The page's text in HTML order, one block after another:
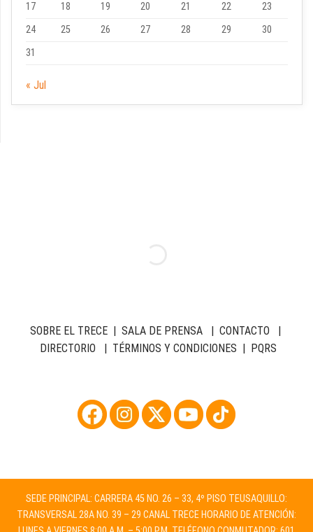
17
18 19 20 21 22
23
24
25 26 27 28 29
30
31
« Jul
SOBRE EL TRECE| SALA DE PRENSA| CONTACTO |
DIRECTORIO | TÉRMINOS Y CONDICIONES | PQRS
SEDE PRINCIPAL: CARRERA 45 NO. 26 – 33, 4º PISO TEUSAQUILLO:
TRANSVERSAL 28A NO. 39 – 29 CANAL TRECE HORARIO DE ATENCIÓN: